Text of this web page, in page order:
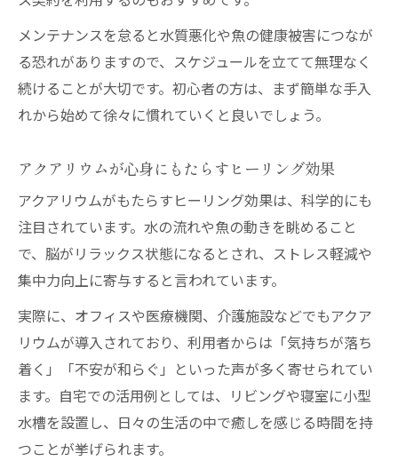
メンテナンスを怠ると水質悪化や魚の健康被害につなが
る恐れがありますので、スケジュールを立てて無理なく
続けることが大切です。初心者の方は、まず簡単な手入
れから始めて徐々に慣れていくと良いでしょう。
アクアリウムが心身にもたらすヒーリング効果
アクアリウムがもたらすヒーリング効果は、科学的にも
注目されています。水の流れや魚の動きを眺めること
で、脳がリラックス状態になるとされ、ストレス軽減や
集中力向上に寄与すると言われています。
実際に、オフィスや医療機関、介護施設などでもアクア
リウムが導入されており、利用者からは「気持ちが落ち
着く」「不安が和らぐ」といった声が多く寄せられてい
ます。自宅での活用例としては、リビングや寝室に小型
水槽を設置し、日々の生活の中で癒しを感じる時間を持
つことが挙げられます。